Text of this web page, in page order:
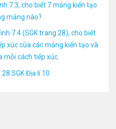
7.3, cho biết 7 mảng kiến tạo
mảng nào?
7.4 (SGK trang 28), cho biết
xúc của các mảng kiến tạo và
mỗi cách tiếp xúc.
SGK Địa lí 10